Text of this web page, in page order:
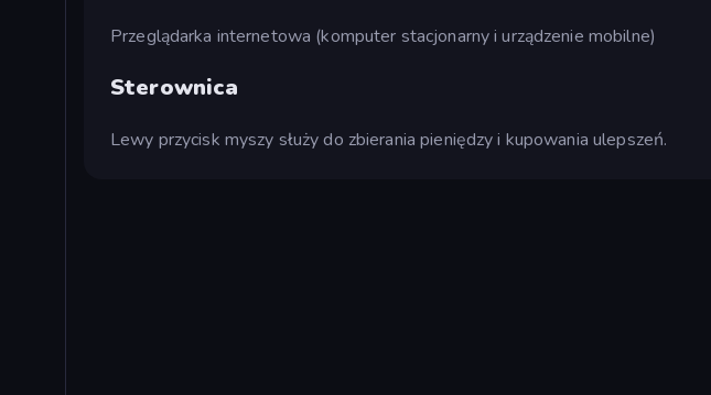
Przeglądarka internetowa (komputer stacjonarny i urządzenie mobilne)
Sterownica
Lewy przycisk myszy służy do zbierania pieniędzy i kupowania ulepszeń.